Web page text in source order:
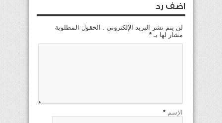
اضف رد
لن يتم نشر البريد الإلكتروني . الحقول المطلوبة
مشار لها بـ *
الإسم *